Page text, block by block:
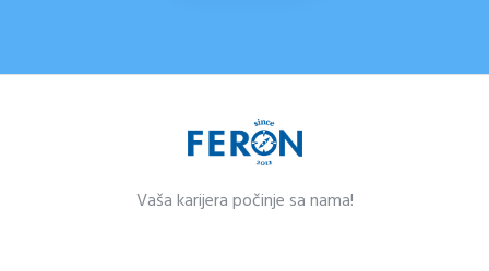
Vaša karijera počinje sa nama!